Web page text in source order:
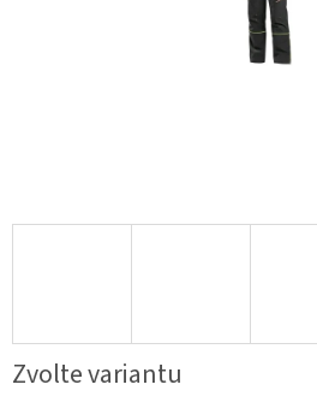
Zvolte variantu